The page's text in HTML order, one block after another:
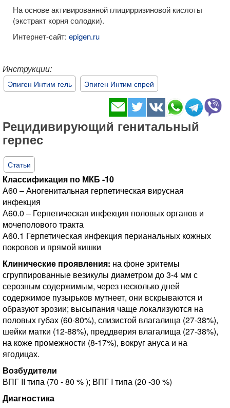
На основе активированной глицирризиновой кислоты
(экстракт корня солодки).
Интернет-сайт: epigen.ru
Инструкции:
​Эпиген Интим гель Эпиген Интим спрей
​Рецидивирующий генитальный
герпес
Статьи
Классификация по МКБ -10
А60 – Аногенитальная герпетическая вирусная
инфекция
А60.0 – Герпетическая инфекция половых органов и
мочеполового тракта
А60.1 Герпетическая инфекция перианальных кожных
покровов и прямой кишки
Клинические проявления: на фоне эритемы
сгруппированные везикулы диаметром до 3-4 мм с
серозным содержимым, через несколько дней
содержимое пузырьков мутнеет, они вскрываются и
образуют эрозии; высыпания чаще локализуются на
половых губах (60-80%), слизистой влагалища (27-38%),
шейки матки (12-88%), преддверия влагалища (27-38%),
на коже промежности (8-17%), вокруг ануса и на
ягодицах.
Возбудители
ВПГ II типа (70 - 80 % ); ВПГ I типа (20 -30 %)
Диагностика